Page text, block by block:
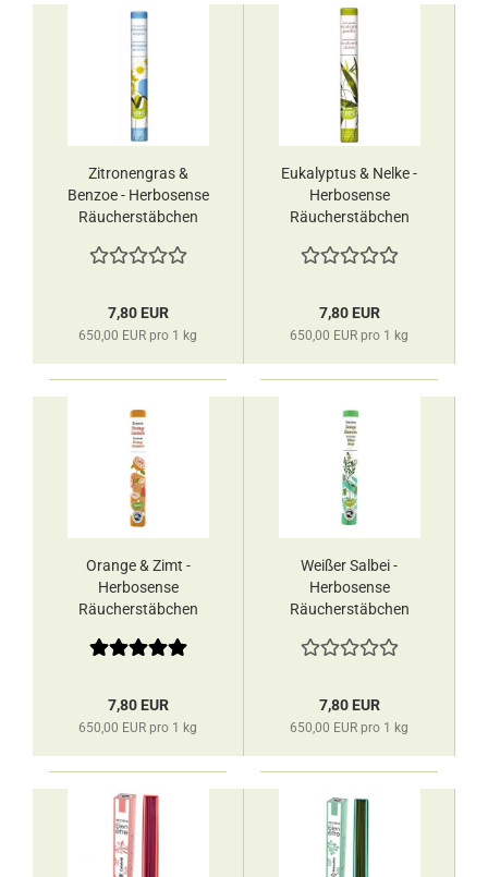
Zitronengras &
Benzoe - Herbosense
Räucherstäbchen
Monde
7,80 EUR
650,00 EUR pro 1 kg
Eukalyptus & Nelke -
Herbosense
Räucherstäbchen
Monde
7,80 EUR
650,00 EUR pro 1 kg
Orange & Zimt -
Herbosense
Räucherstäbchen
Monde
7,80 EUR
650,00 EUR pro 1 kg
Weißer Salbei -
Herbosense
Räucherstäbchen
Monde
7,80 EUR
650,00 EUR pro 1 kg